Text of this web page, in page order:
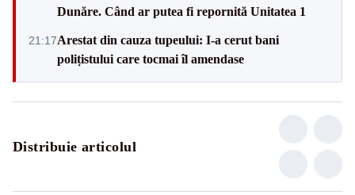
Dunăre. Când ar putea fi repornită Unitatea 1
21:17Arestat din cauza tupeului: I-a cerut bani
polițistului care tocmai îl amendase
Distribuie articolul